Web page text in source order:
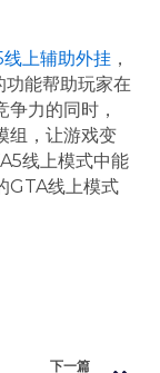
上辅助外挂 ，
能帮助玩家在
力的同时，
组，让游戏变
线上模式中能
GTA线上模式
下一篇